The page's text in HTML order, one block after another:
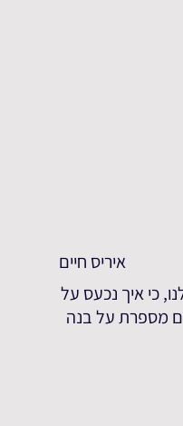
איריס חיים
כי איך נכעס על
מספרת על בנה